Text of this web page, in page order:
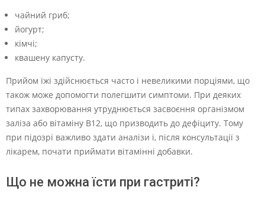
чайний гриб;
йогурт;
кімчі;
квашену капусту.
Прийом їжі здійснюється часто і невеликими порціями, що
також може допомогти полегшити симптоми. При деяких
типах захворювання утруднюється засвоєння організмом
заліза або вітаміну B12, що призводить до дефіциту. Тому
при підозрі важливо здати аналізи і, після консультації з
лікарем, почати приймати вітамінні добавки.
Що не можна їсти при гастриті?